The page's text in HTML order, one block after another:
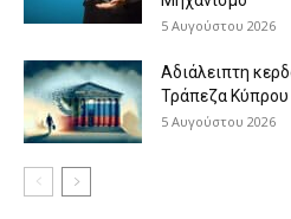
5 Αυγούστου 2026
Αδιάλειπτη
Τράπεζα Κύπρου
5 Αυγούστου 2026